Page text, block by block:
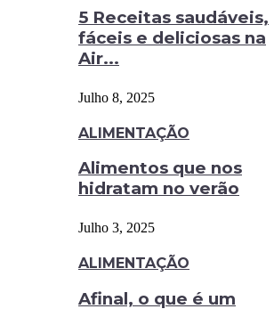
5 Receitas saudáveis,
fáceis e deliciosas na
Air...
Julho 8, 2025
ALIMENTAÇÃO
Alimentos que nos
hidratam no verão
Julho 3, 2025
ALIMENTAÇÃO
Afinal, o que é um